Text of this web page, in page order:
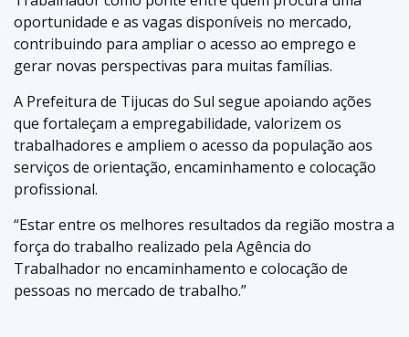
oportunidade e as vagas disponíveis no mercado,
contribuindo para ampliar o acesso ao emprego e
gerar novas perspectivas para muitas famílias.
A Prefeitura de Tijucas do Sul segue apoiando ações
que fortaleçam a empregabilidade, valorizem os
trabalhadores e ampliem o acesso da população aos
serviços de orientação, encaminhamento e colocação
profissional.
“Estar entre os melhores resultados da região mostra a
força do trabalho realizado pela Agência do
Trabalhador no encaminhamento e colocação de
pessoas no mercado de trabalho.”